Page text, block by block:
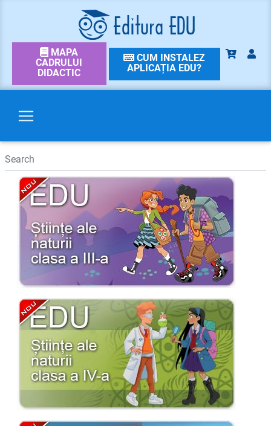
MAPA
CADRULUI
DIDACTIC
CUM INSTALEZ
APLICAȚIA EDU?